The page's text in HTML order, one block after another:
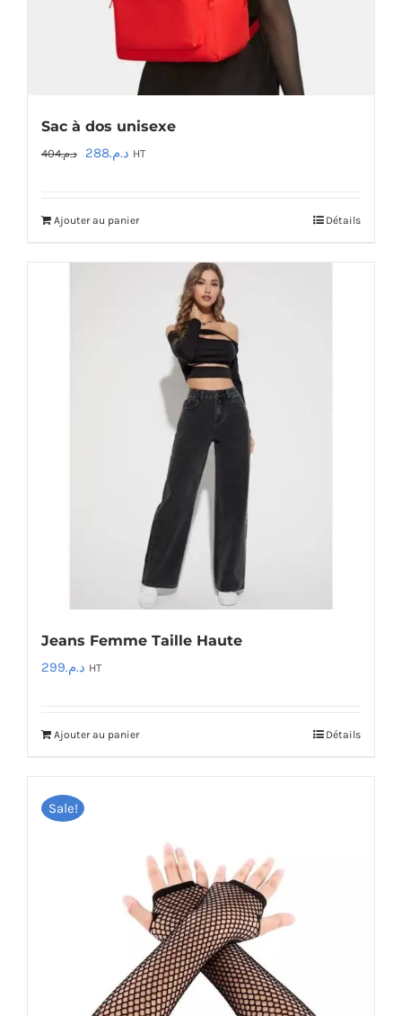
Sac à dos unisexe
د.م.404
Le
était :
د.م.288
Le
est :
HT
Ajouter au panier Détails
Jeans Femme Taille Haute
د.م.299 HT
Ajouter au panier Détails
Sale!